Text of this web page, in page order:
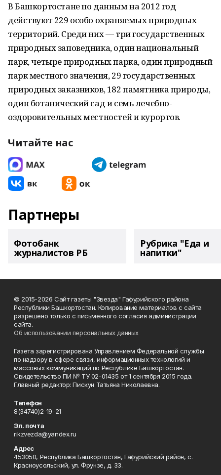
В Башкортостане по данным на 2012 год
действуют 229 особо охраняемых природных
территорий. Среди них — три государственных
природных заповедника, один национальный
парк, четыре природных парка, один природный
парк местного значения, 29 государственных
природных заказников, 182 памятника природы,
один ботанический сад и семь лечебно-
оздоровительных местностей и курортов.
Читайте нас
Партнеры
Фотобанк
журналистов РБ
Рубрика "Еда и
напитки"
© 2015-2026 Сайт газеты "Звезда" Гафурийского района
Республики Башкортостан. Копирование материалов с сайта
разрешено только с письменного согласия администрации
сайта.
Об использовании персональных данных
Газета зарегистрирована Управлением Федеральной службы
по надзору в сфере связи, информационных технологий и
массовых коммуникаций по Республике Башкортостан.
Свидетельство ПИ № ТУ 02-01435 от 1 сентября 2015 года.
Главный редактор: Пискун Татьяна Николаевна.
Телефон
8(34740)2-19-21
Эл. почта
rikzvezda@yandex.ru
Адрес
453050, Республика Башкортостан, Гафурийский район, с.
Красноусольский, ул. Фрунзе, д. 33.